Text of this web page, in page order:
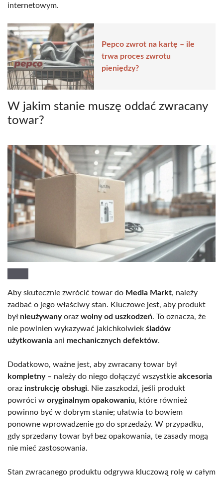
internetowym.
Pepco zwrot na kartę – ile
trwa proces zwrotu
pieniędzy?
W jakim stanie muszę oddać zwracany
towar?
Aby skutecznie zwrócić towar do Media Markt, należy
zadbać o jego właściwy stan. Kluczowe jest, aby produkt
był nieużywanyoraz wolny od uszkodzeń. To oznacza, że
nie powinien wykazywać jakichkolwiek śladów
użytkowania ani mechanicznych defektów.
Dodatkowo, ważne jest, aby zwracany towar był
kompletny– należy do niego dołączyć wszystkie akcesoria
oraz instrukcję obsługi. Nie zaszkodzi, jeśli produkt
powróci w oryginalnym opakowaniu, które również
powinno być w dobrym stanie; ułatwia to bowiem
ponowne wprowadzenie go do sprzedaży. W przypadku,
gdy sprzedany towar był bez opakowania, te zasady mogą
nie mieć zastosowania.
Stan zwracanego produktu odgrywa kluczową rolę w całym